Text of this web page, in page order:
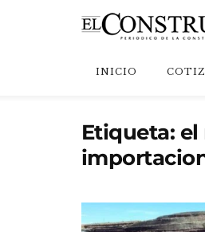
INICIO
Etiqueta: el